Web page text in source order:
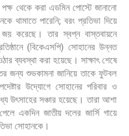
পক্ষ থেকে করা এডমিন পোস্টে জানানো
থামাতে পারেনি; বরং প্রতিভা দিয়ে
জয় করেছে। তার স্বপ্ন বাস্তবায়নে
(বিকেএসপি) সোহানের উন্নত
ব্যবস্থা করা হয়েছে। সাক্ষাৎ শেষে
জন্য শুভকামনা জানিয়ে তাকে ফুটবল
উদ্যোগে সোহানের পরিবার ও
উৎসাহের সঞ্চার হয়েছে। তারা আশা
পেলে একদিন জাতীয় দলের জার্সি গায়ে
সোহানকে।